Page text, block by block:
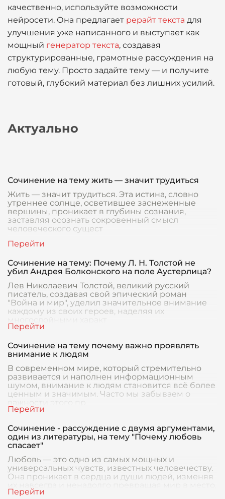
качественно, используйте возможности
нейросети. Она предлагает рерайт текста для
улучшения уже написанного и выступает как
мощный генератор текста, создавая
структурированные, грамотные рассуждения на
любую тему. Просто задайте тему — и получите
готовый, глубокий материал без лишних усилий.
Актуально
Сочинение на тему жить — значит трудиться
Жить — значит трудиться. Эта истина, словно
утреннее солнце, осветившее заснеженные
вершины, проникает в глубины сознания,
заставляя осознать сокровенный смысл
человеческого сущест
Сочинение на тему: Почему Л. Н. Толстой не
убил Андрея Болконского на поле Аустерлица?
Лев Николаевич Толстой, великий русский
писатель, создавая свой эпический роман
"Война и мир", уделил значительное внимание
каждому из своих героев, наделяя их
Сочинение на тему почему важно проявлять
внимание к людям
В современном мире, который стремительно
развивается и наполнен информационным
шумом, внимание к людям становится всё более
ценным и значимым. Часто мы забываем о
Сочинение - рассуждение с двумя аргументами,
один из литературы, на тему "Почему любовь
спасает"
Любовь — это одно из самых мощных и
универсальных чувств, известных человечеству.
Она проникает в сердца и души людей, изменяя
преисп